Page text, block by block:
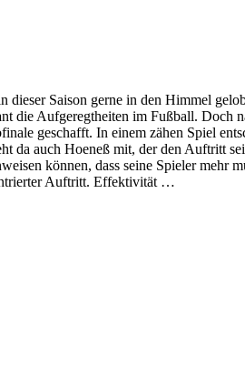
Saison gerne in den Himmel
die Aufgeregtheiten im Fußball.
geschafft. In einem zähen Spiel
auch Hoeneß mit, der den Auftritt
können, dass seine Spieler mehr
Auftritt. Effektivität …